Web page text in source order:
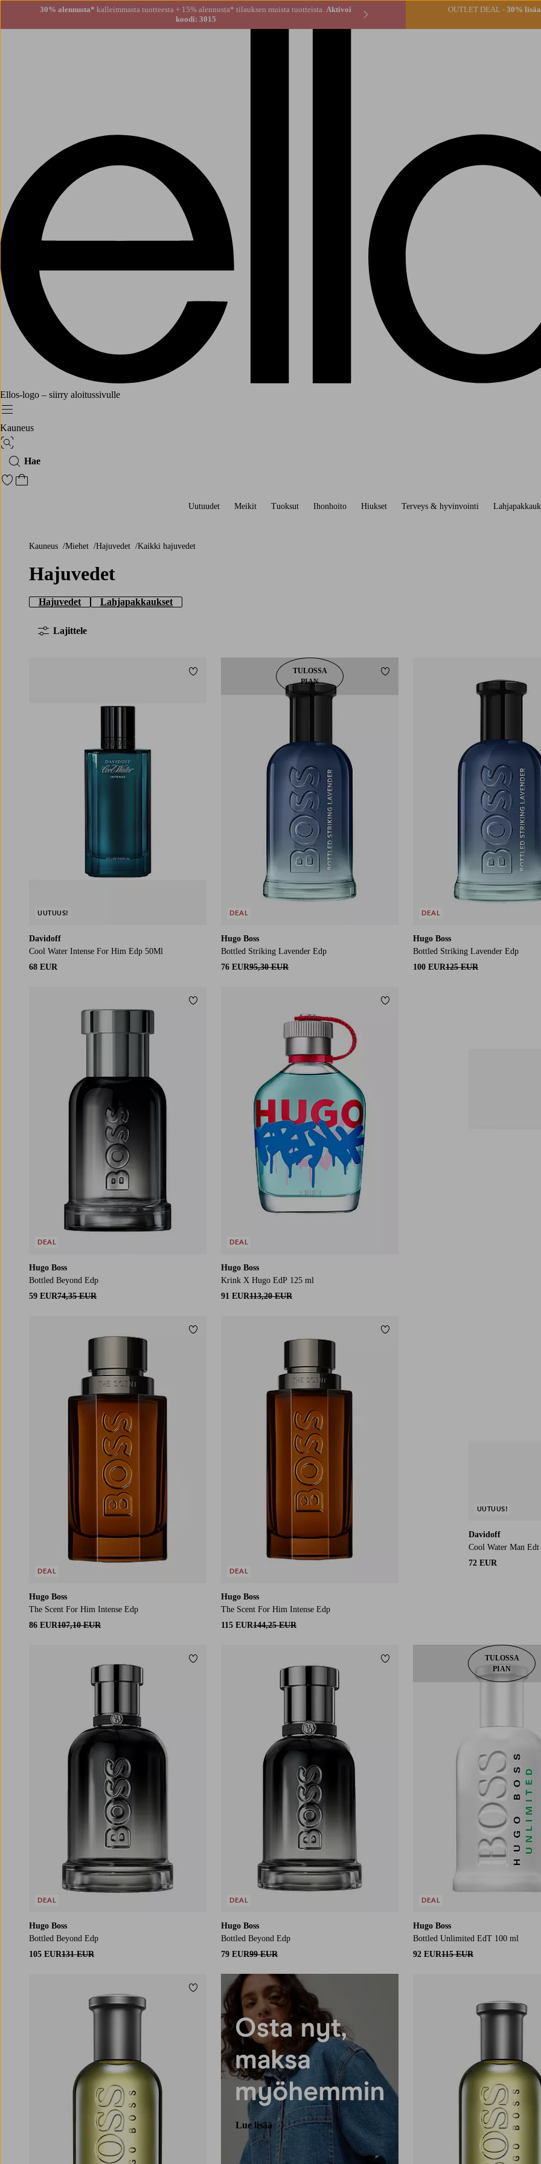
30% alennusta* kalleimmasta tuotteesta + 15% alennusta* tilauksen muista tuotteista. Aktivoi
koodi: 3015
OUTLET DEAL - 30%
Ellos-logo – siirry aloitussivulle
Menu
Kauneus
Kuvahaku
Hae
Siirry merkittyihin suosikkituotteisiin
Siirry ostoskoriin
Uutuudet Meikit Tuoksut Ihonhoito Hiukset Terveys & hyvinvointi
Kauneus Miehet Hajuvedet Kaikki hajuvedet
Hajuvedet
Hajuvedet Lahjapakkaukset
Lajittele
Davidoff
Cool Water Man
72 EUR
UUTUUS!
Davidoff
Cool Water Intense For Him Edp 50Ml
68 EUR
UUTUUS!
Lisää suosikkeihin
Hugo Boss
Bottled Striking Lavender Edp
76 EUR95,30 EUR
TULOSSA
PIAN
DEAL
Lisää suosikkeihin
Hugo Boss
Bottled Striking Lavender Edp
100 EUR125 EUR
DEAL
Hugo Boss
Bottled Beyond Edp
59 EUR74,35 EUR
DEAL
Lisää suosikkeihin
Hugo Boss
Krink X Hugo EdP 125 ml
91 EUR113,20 EUR
DEAL
Lisää suosikkeihin
Hugo Boss
The Scent For Him Intense Edp
86 EUR107,10 EUR
DEAL
Lisää suosikkeihin
Hugo Boss
The Scent For Him Intense Edp
115 EUR144,25 EUR
DEAL
Lisää suosikkeihin
Hugo Boss
Bottled Beyond Edp
105 EUR131 EUR
DEAL
Lisää suosikkeihin
Hugo Boss
Bottled Beyond Edp
79 EUR99 EUR
DEAL
Lisää suosikkeihin
Hugo Boss
Bottled Unlimited EdT 100 ml
92 EUR115 EUR
TULOSSA
PIAN
DEAL
Lisää suosikkeihin
Lue lisää